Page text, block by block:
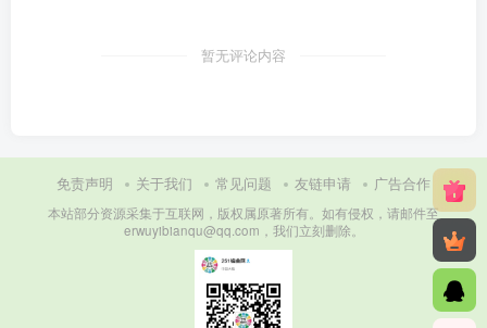
暂无评论内容
免责声明 关于我们 常见问题 友链申请 广告合作
本站部分资源采集于互联网，版权属原著所有。如有侵权，请邮件至
erwuyibianqu@qq.com，我们立刻删除。